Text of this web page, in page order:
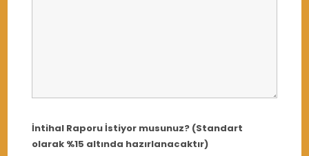
İntihal Raporu İstiyor musunuz? (Standart
olarak %15 altında hazırlanacaktır)